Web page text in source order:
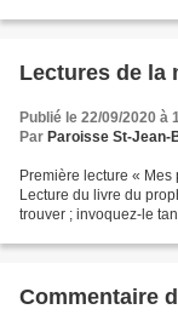
Lectures de la
Publié le 22/09/2020 à
Par Paroisse St-Jean-
Première lecture «
Lecture du livre du
trouver ; invoquez-le
Commentaire